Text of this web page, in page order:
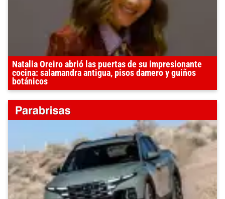
Natalia Oreiro abrió las puertas de su impresionante
cocina: salamandra antigua, pisos damero y guiños
botánicos